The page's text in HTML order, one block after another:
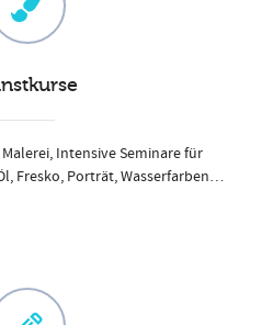
Intensive Seminare für
Fresko, Porträt, Wasserfarben…